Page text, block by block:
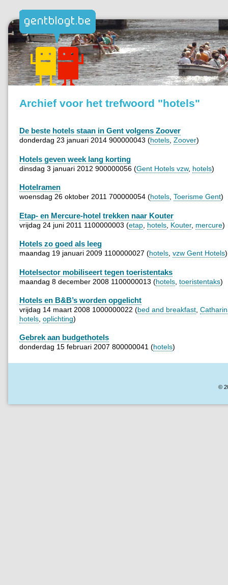
Archief voor het trefwoord "hotels"
De beste hotels staan in Gent volgens Zoover
donderdag 23 januari 2014 900000043 (hotels Zoover)
Hotels geven week lang korting
dinsdag 3 januari 2012 900000056 (Gent Hotels vzw, hotels)
Hotelramen
woensdag 26 oktober 2011 700000054 (hotels Toerisme Gent)
Etap- en Mercure-hotel trekken naar Kouter
vrijdag 24 juni 2011 1100000003 (etap hotels Kouter, mercure)
Hotels zo goed als leeg
maandag 19 januari 2009 1100000027 (hotels vzw Gent Hotels)
Hotelsector mobiliseert tegen toeristentaks
maandag 8 december 2008 1100000013 (hotels toeristentaks)
Hotels en B&B’s worden opgelicht
vrijdag 14 maart 2008 1000000022 (bed and breakfast
hotels oplichting)
Gebrek aan budgethotels
donderdag 15 februari 2007 800000041 (hotels)
©